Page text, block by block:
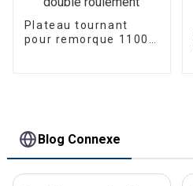
Plateau tournant
pour remorque 1100
Blog Connexe